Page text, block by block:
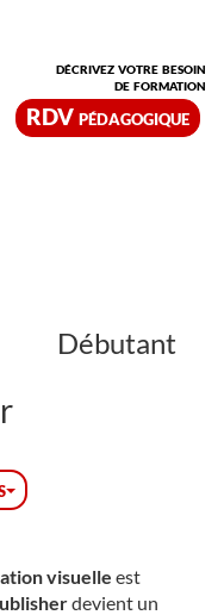
décrivez votre besoin
de formation
RDV pédagogique
Débutant
visuelle est
devient un